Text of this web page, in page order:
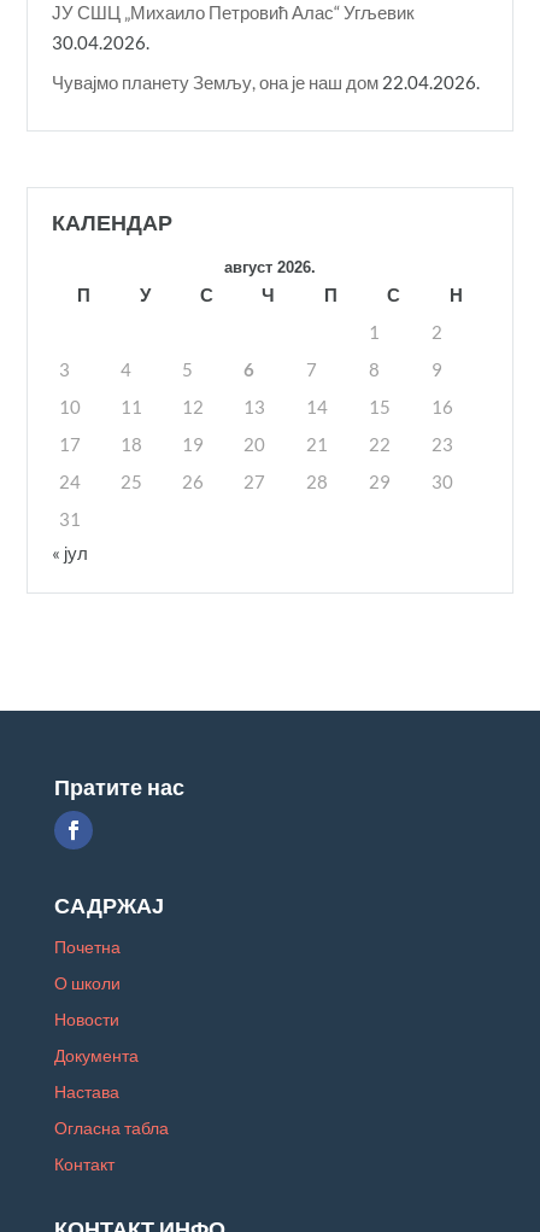
ЈУ СШЦ „Михаило Петровић Алас“ Угљевик
30.04.2026.
Чувајмо планету Земљу, она је наш дом 22.04.2026.
КАЛЕНДАР
август 2026.
П У С Ч П С
Н
1
2
3
4 5 6 7 8
9
10
11 12 13 14 15
16
17
18 19 20 21 22
23
24
25 26 27 28 29
30
31
« јул
Пратите нас
САДРЖАЈ
Почетна
О школи
Новости
Документа
Настава
Огласна табла
Контакт